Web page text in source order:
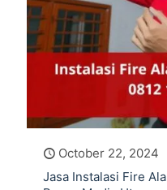
October 22, 2024
Jasa Instalasi Fire